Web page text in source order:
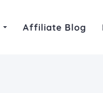
Affiliate Blog